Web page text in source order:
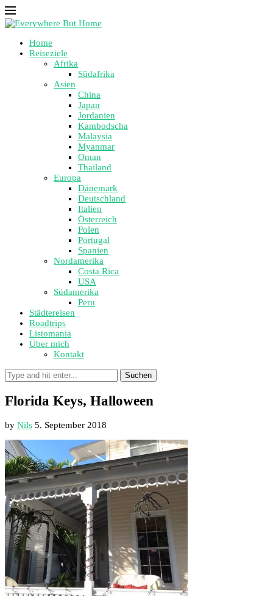
Home
Reiseziele
Afrika
Südafrika
Asien
China
Japan
Jordanien
Kambodscha
Malaysia
Myanmar
Oman
Thailand
Europa
Dänemark
Deutschland
Italien
Österreich
Polen
Portugal
Spanien
Nordamerika
Costa Rica
USA
Südamerika
Peru
Städtereisen
Roadtrips
Listomania
Über mich
Kontakt
Suchen
Florida Keys, Halloween
by Nils 5. September 2018